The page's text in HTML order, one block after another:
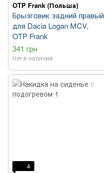
OTP Frank (Польша)
Брызговик задний правый
для Dacia Logan MCV,
OTP Frank
341 грн
Нет в наличии
4